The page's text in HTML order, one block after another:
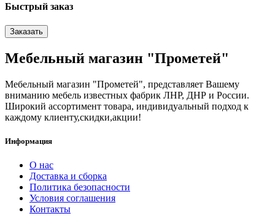
Быстрый заказ
Заказать
Мебельный магазин "Прометей"
Мебельный магазин "Прометей", представляет Вашему
вниманию мебель известных фабрик ЛНР, ДНР и России.
Широкий ассортимент товара, индивидуальный подход к
каждому клиенту,скидки,акции!
Информация
О нас
Доставка и сборка
Политика безопасности
Условия соглашения
Контакты